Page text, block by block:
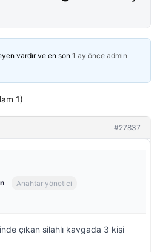
vardır ve en son 1 ay önce admin
1)
#27837
Anahtar yönetici
çıkan silahlı kavgada 3 kişi